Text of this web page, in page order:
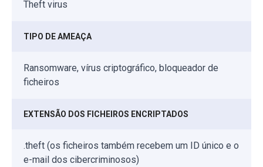
Theft virus
TIPO DE AMEAÇA
Ransomware, vírus criptográfico, bloqueador de
ficheiros
EXTENSÃO DOS FICHEIROS ENCRIPTADOS
.theft (os ficheiros também recebem um ID único e o
e-mail dos cibercriminosos)